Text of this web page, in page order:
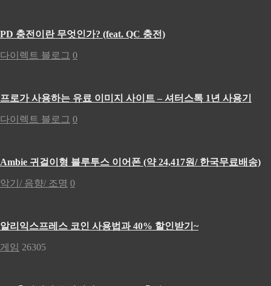
PD 충전이란 무엇인가? (feat. QC 충전)
다이렉트 블로그 0
프로가 사용하는 유료 이미지 사이트 – 셔터스톡 1년 사용기
다이렉트 블로그 0
Ambie 귀걸이형 블루투스 이어폰 (약 24,417원/ 한국무료배송)
악기/ 음향/ 조명 0
알리익스프레스 코인 사용법과 40% 할인받기~
게임 26305